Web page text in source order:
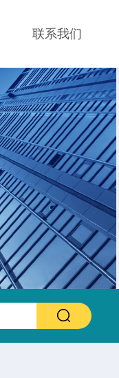
联系我们
PT-3502D全自动酶标仪